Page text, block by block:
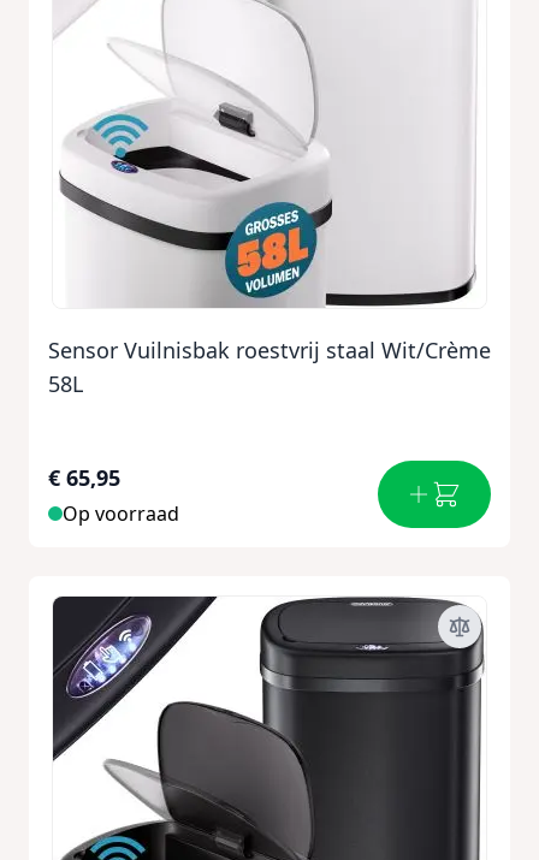
Sensor Vuilnisbak roestvrij staal Wit/Crème
58L
€ 65,95
Op voorraad